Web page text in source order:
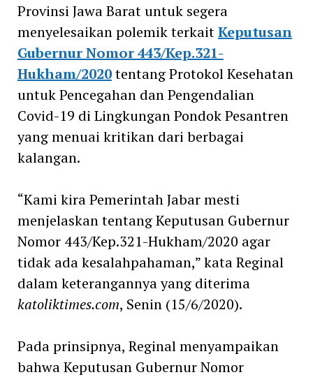
Provinsi Jawa Barat untuk segera
menyelesaikan polemik terkaitKeputusan
Gubernur Nomor 443/Kep.321-
Hukham/2020tentang Protokol Kesehatan
untuk Pencegahan dan Pengendalian
Covid-19 di Lingkungan Pondok Pesantren
yang menuai kritikan dari berbagai
kalangan.
“Kami kira Pemerintah Jabar mesti
menjelaskan tentang Keputusan Gubernur
Nomor 443/Kep.321-Hukham/2020 agar
tidak ada kesalahpahaman,” kata Reginal
dalam keterangannya yang diterima
katoliktimes.com, Senin (15/6/2020).
Pada prinsipnya, Reginal menyampaikan
bahwa Keputusan Gubernur Nomor